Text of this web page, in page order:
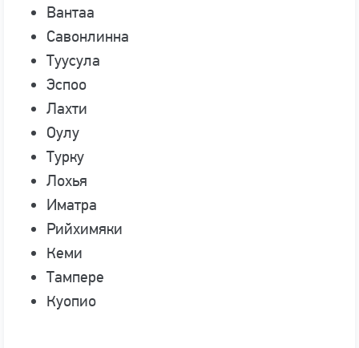
Вантаа
Савонлинна
Туусула
Эспоо
Лахти
Оулу
Турку
Лохья
Иматра
Рийхимяки
Кеми
Тампере
Куопио